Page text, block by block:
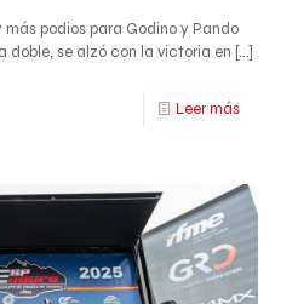
más podios para Godino y Pando
doble, se alzó con la victoria en […]
Leer más